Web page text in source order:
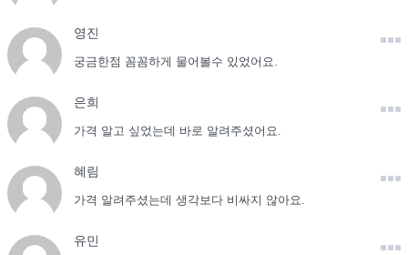
영진
궁금한점 꼼꼼하게 물어볼수 있었어요.
은희
가격 알고 싶었는데 바로 알려주셨어요.
혜림
가격 알려주셨는데 생각보다 비싸지 않아요.
유민